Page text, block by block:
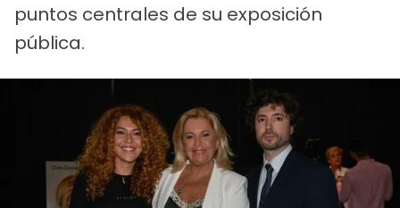
puntos centrales de su exposición
pública.